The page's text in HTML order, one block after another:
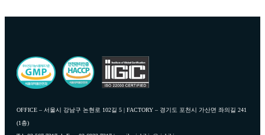
OFFICE – 서울시 강남구 논현로 102길 5 | FACTORY – 경기도 포천시 가산면 좌의길 241
(1층)